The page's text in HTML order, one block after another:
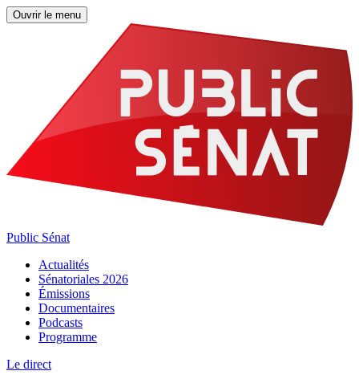
Ouvrir le menu
Public Sénat
Actualités
Sénatoriales 2026
Émissions
Documentaires
Podcasts
Programme
Le direct